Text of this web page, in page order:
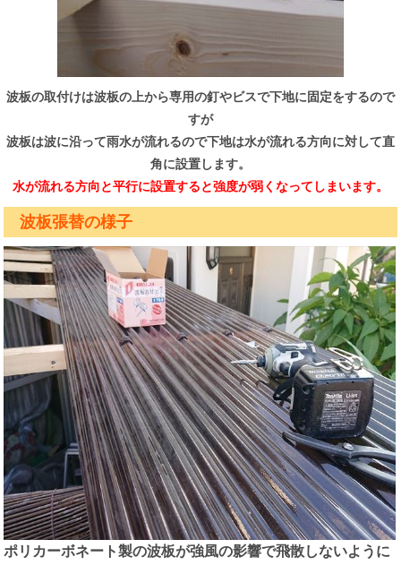
波板の取付けは波板の上から専用の釘やビスで下地に固定をするので
すが
波板は波に沿って雨水が流れるので下地は水が流れる方向に対して直
角に設置します。
水が流れる方向と平行に設置すると強度が弱くなってしまいます。
波板張替の様子
ポリカーボネート製の波板が強風の影響で飛散しないように